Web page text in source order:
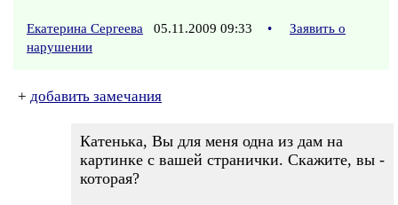
Екатерина Сергеева 05.11.2009 09:33 •
Заявить о
нарушении
+ добавить замечания
Катенька, Вы для меня одна из дам на
картинке с вашей странички. Скажите, вы -
которая?